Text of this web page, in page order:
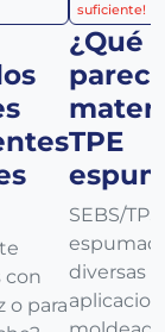
con
o para
suficiente!
¿Qué
TPE
SEBS/TPS
diversas